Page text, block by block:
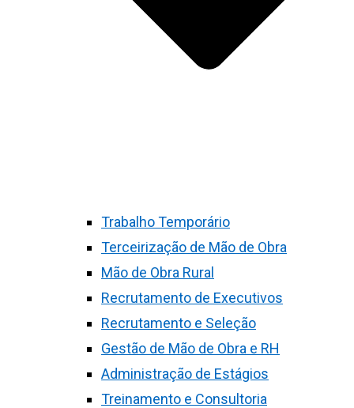
Trabalho Temporário
Terceirização de Mão de Obra
Mão de Obra Rural
Recrutamento de Executivos
Recrutamento e Seleção
Gestão de Mão de Obra e RH
Administração de Estágios
Treinamento e Consultoria